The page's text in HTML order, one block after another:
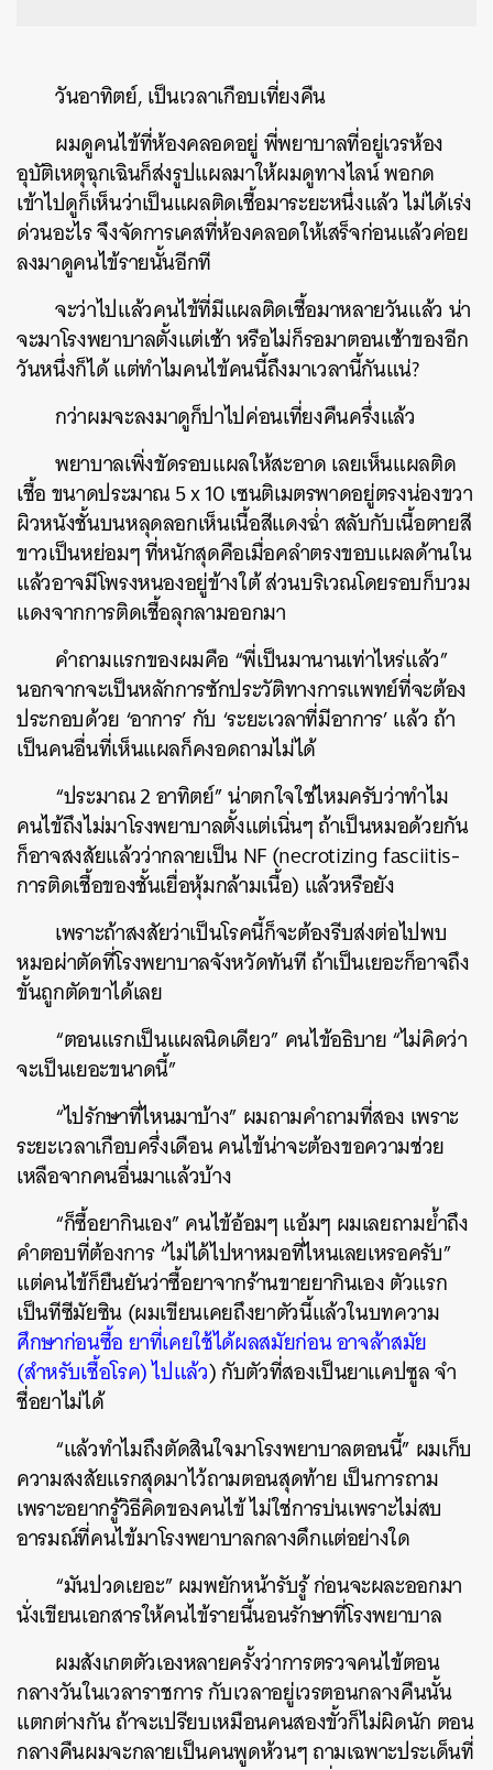
วันอาทิตย์, เป็นเวลาเกือบเที่ยงคืน
ผมดูคนไข้ที่ห้องคลอดอยู่ พี่พยาบาลที่อยู่เวรห้อง
อุบัติเหตุฉุกเฉินก็ส่งรูปแผลมาให้ผมดูทางไลน์ พอกด
เข้าไปดูก็เห็นว่าเป็นแผลติดเชื้อมาระยะหนึ่งแล้ว ไม่ได้เร่ง
ด่วนอะไร จึงจัดการเคสที่ห้องคลอดให้เสร็จก่อนแล้วค่อย
ลงมาดูคนไข้รายนั้นอีกที
จะว่าไปแล้วคนไข้ที่มีแผลติดเชื้อมาหลายวันแล้ว น่า
จะมาโรงพยาบาลตั้งแต่เช้า หรือไม่ก็รอมาตอนเช้าของอีก
วันหนึ่งก็ได้ แต่ทำไมคนไข้คนนี้ถึงมาเวลานี้กันแน่?
กว่าผมจะลงมาดูก็ปาไปค่อนเที่ยงคืนครึ่งแล้ว
พยาบาลเพิ่งขัดรอบแผลให้สะอาด เลยเห็นแผลติด
เชื้อ ขนาดประมาณ 5 x 10 เซนติเมตรพาดอยู่ตรงน่องขวา
ผิวหนังชั้นบนหลุดลอกเห็นเนื้อสีแดงฉ่ำ สลับกับเนื้อตายสี
ขาวเป็นหย่อมๆ ที่หนักสุดคือเมื่อคลำตรงขอบแผลด้านใน
แล้วอาจมีโพรงหนองอยู่ข้างใต้ ส่วนบริเวณโดยรอบก็บวม
แดงจากการติดเชื้อลุกลามออกมา
คำถามแรกของผมคือ “พี่เป็นมานานเท่าไหร่แล้ว”
นอกจากจะเป็นหลักการซักประวัติทางการแพทย์ที่จะต้อง
ประกอบด้วย ‘อาการ’ กับ ‘ระยะเวลาที่มีอาการ’ แล้ว ถ้า
เป็นคนอื่นที่เห็นแผลก็คงอดถามไม่ได้
“ประมาณ 2 อาทิตย์” น่าตกใจใช่ไหมครับว่าทำไม
คนไข้ถึงไม่มาโรงพยาบาลตั้งแต่เนิ่นๆ ถ้าเป็นหมอด้วยกัน
ก็อาจสงสัยแล้วว่ากลายเป็น NF (necrotizing fasciitis-
การติดเชื้อของชั้นเยื่อหุ้มกล้ามเนื้อ) แล้วหรือยัง
เพราะถ้าสงสัยว่าเป็นโรคนี้ก็จะต้องรีบส่งต่อไปพบ
หมอผ่าตัดที่โรงพยาบาลจังหวัดทันที ถ้าเป็นเยอะก็อาจถึง
ขั้นถูกตัดขาได้เลย
“ตอนแรกเป็นแผลนิดเดียว” คนไข้อธิบาย “ไม่คิดว่า
จะเป็นเยอะขนาดนี้”
“ไปรักษาที่ไหนมาบ้าง” ผมถามคำถามที่สอง เพราะ
ระยะเวลาเกือบครึ่งเดือน คนไข้น่าจะต้องขอความช่วย
เหลือจากคนอื่นมาแล้วบ้าง
“ก็ซื้อยากินเอง” คนไข้อ้อมๆ แอ้มๆ ผมเลยถามย้ำถึง
คำตอบที่ต้องการ “ไม่ได้ไปหาหมอที่ไหนเลยเหรอครับ”
แต่คนไข้ก็ยืนยันว่าซื้อยาจากร้านขายยากินเอง ตัวแรก
เป็นทีซีมัยซิน (ผมเขียนเคยถึงยาตัวนี้แล้วในบทความ
ศึกษาก่อนซื้อ ยาที่เคยใช้ได้ผลสมัยก่อน อาจล้าสมัย
(สำหรับเชื้อโรค) ไปแล้ว) กับตัวที่สองเป็นยาแคปซูล จำ
ชื่อยาไม่ได้
“แล้วทำไมถึงตัดสินใจมาโรงพยาบาลตอนนี้” ผมเก็บ
ความสงสัยแรกสุดมาไว้ถามตอนสุดท้าย เป็นการถาม
เพราะอยากรู้วิธีคิดของคนไข้ ไม่ใช่การบ่นเพราะไม่สบ
อารมณ์ที่คนไข้มาโรงพยาบาลกลางดึกแต่อย่างใด
“มันปวดเยอะ” ผมพยักหน้ารับรู้ ก่อนจะผละออกมา
นั่งเขียนเอกสารให้คนไข้รายนี้นอนรักษาที่โรงพยาบาล
ผมสังเกตตัวเองหลายครั้งว่าการตรวจคนไข้ตอน
กลางวันในเวลาราชการ กับเวลาอยู่เวรตอนกลางคืนนั้น
แตกต่างกัน ถ้าจะเปรียบเหมือนคนสองขั้วก็ไม่ผิดนัก ตอน
กลางคืนผมจะกลายเป็นคนพูดห้วนๆ ถามเฉพาะประเด็นที่